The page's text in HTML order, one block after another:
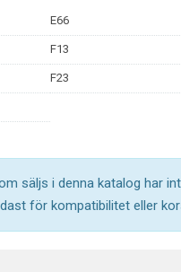
E66
F13
F23
säljs i denna katalog har
för kompatibilitet eller